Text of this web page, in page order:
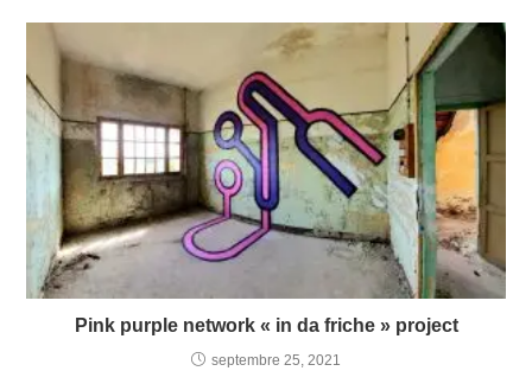
Pink purple network « in da friche » project
septembre 25, 2021